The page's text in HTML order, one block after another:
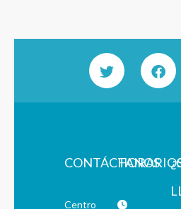
CONTÁCTANOS
Centro